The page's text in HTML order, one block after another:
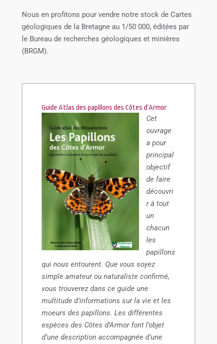
Nous en profitons pour vendre notre stock de Cartes
géologiques de la Bretagne au 1/50 000, éditées par
le Bureau de recherches géologiques et minières
(BRGM).
Guide Atlas des papillons des Côtes d’Armor
Cet
ouvrage
a pour
principal
objectif
de faire
découvri
r à tout
un
chacun
les
papillons
qui nous entourent. Que vous soyez
simple amateur ou naturaliste confirmé,
vous trouverez dans ce guide une
multitude d’informations sur la vie et les
moeurs des papillons. Les différentes
espèces des Côtes d’Armor font l’objet
d’une description accompagnée d’une